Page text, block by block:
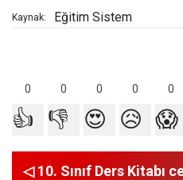
Kaynak: Eğitim Sistem
0 0 0 0 0
👍 👎 😍 😥 😱
◁ 10. Sınıf Ders Kitabı